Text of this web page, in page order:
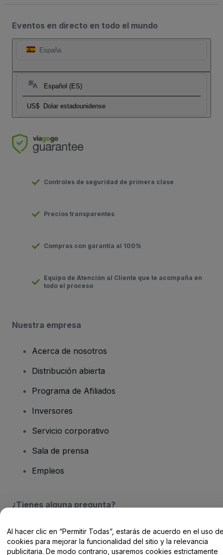
Eventos en directo en todo el mundo
España
Español (ES)
US$ Dolar estadounidense
Controles de seguridad de primera clase
Precios transparentes
Compras con garantía al 100%
Equipo de Atención al Cliente que te acompaña en
todo el proceso
Nuestra empresa
Acerca de nosotros
Distribución abierta
Programa de Afiliados
Inversores
Servicio corporativo
Sala de prensa
Empleos
¿Tienes alguna pregunta?
Centro de Ayuda / Contacto
Al hacer clic en “Permitir Todas”, estarás de acuerdo en el uso
cookies para mejorar la funcionalidad del sitio y la relevancia
publicitaria. De modo contrario, usaremos cookies estrictamente